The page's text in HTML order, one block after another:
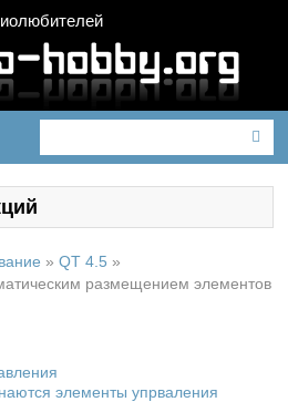
» QT 4.5 »
размещением элементов
элементы упрваления